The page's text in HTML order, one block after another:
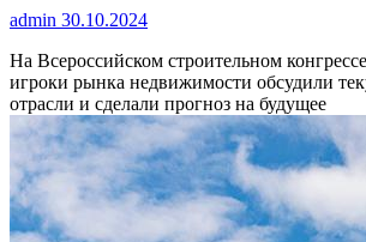
admin 30.10.2024
На Всероссийском строительном
игроки рынка недвижимости обсудили
отрасли и сделали прогноз на будущее